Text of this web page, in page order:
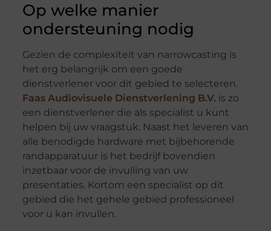
Op welke manier
ondersteuning nodig
Gezien de complexiteit van narrowcasting is
het erg belangrijk om een goede
dienstverlener voor dit gebied te selecteren.
Faas Audiovisuele Dienstverlening B.V. is zo
een dienstverlener die als specialist u kunt
helpen bij uw vraagstuk. Naast het leveren van
alle benodigde hardware met bijbehorende
randapparatuur is het bedrijf bovendien
inzetbaar voor de invulling van uw
presentaties. Kortom een specialist op dit
gebied die het gehele gebied professioneel
voor u kan invullen.